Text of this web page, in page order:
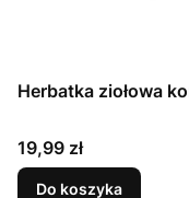
Herbatka ziołowa
Cena
19,99 zł
Do koszyka